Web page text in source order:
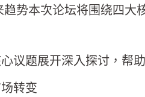
势本次论坛将围绕四大
议题展开深入探讨，帮
转变